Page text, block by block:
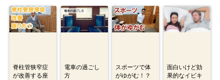
脊柱管狭窄症
が改善する座
電車の過ごし
方
スポーツで体
がゆがむ！？
面白いけど効
果的なイビキ